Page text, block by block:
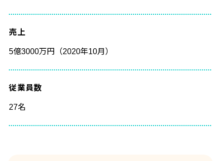
売上
5億3000万円（2020年10月）
従業員数
27名